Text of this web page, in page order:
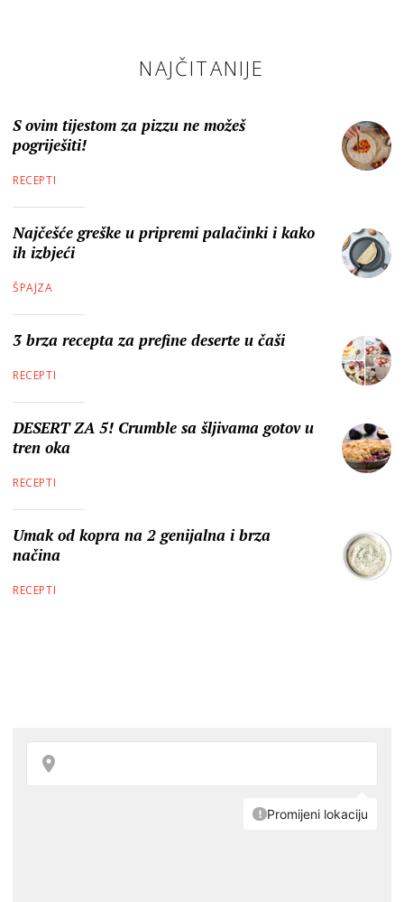
NAJČITANIJE
S ovim tijestom za pizzu ne možeš
pogriješiti!
RECEPTI
Najčešće greške u pripremi palačinki i kako
ih izbjeći
ŠPAJZA
3 brza recepta za prefine deserte u čaši
RECEPTI
DESERT ZA 5! Crumble sa šljivama gotov u
tren oka
RECEPTI
Umak od kopra na 2 genijalna i brza
načina
RECEPTI